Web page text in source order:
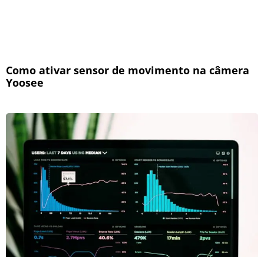
Como ativar sensor de movimento na câmera
Yoosee